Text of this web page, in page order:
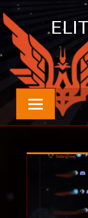
Перейти
до
контенту
Новини та